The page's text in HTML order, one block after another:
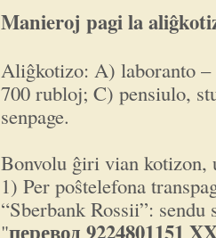
Manieroj pagi la
Aliĝkotizo: A) laboranto
700 rubloj; C) pensiulo,
senpage.
Bonvolu ĝiri vian kotizon,
1) Per poŝtelefona
“Sberbank Rossii”:
"